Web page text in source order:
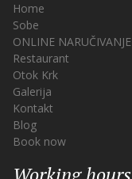
Home
Sobe
ONLINE NARUČIVANJE
Restaurant
Otok Krk
Galerija
Kontakt
Blog
Book now